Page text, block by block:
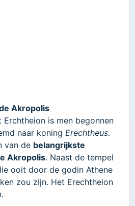
Akropolis
is men begonnen
naar koning Erechtheus.
van de belangrijkste
Akropolis. Naast de tempel
ooit door de godin Athene
zou zijn. Het Erechtheion